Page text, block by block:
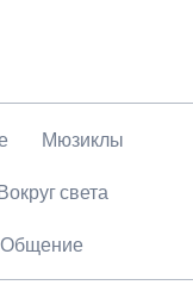
Мюзиклы
света
Общение